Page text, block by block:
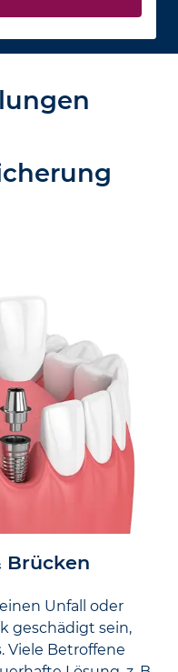
Brücken
Unfall oder
geschädigt sein,
Viele Betroffene